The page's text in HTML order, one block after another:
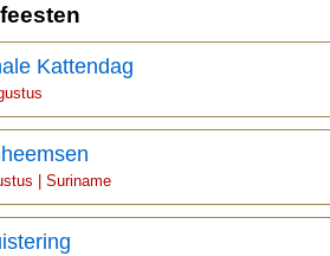
Kattendag
| Suriname